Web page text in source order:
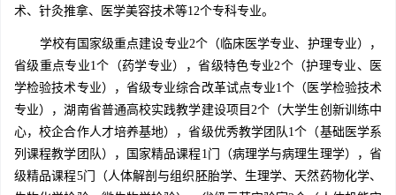
术、针灸推拿、医学美容技术等12个专科专业。
学校有国家级重点建设专业2个（临床医学专业、护理专业），
省级重点专业1个（药学专业），省级特色专业2个（护理专业、医
学检验技术专业），省级专业综合改革试点专业1个（医学检验技术
专业），湖南省普通高校实践教学建设项目2个（大学生创新训练中
心，校企合作人才培养基地），省级优秀教学团队1个（基础医学系
列课程教学团队），国家精品课程1门（病理学与病理生理学），省
级精品课程5门（人体解剖与组织胚胎学、生理学、天然药物化学、